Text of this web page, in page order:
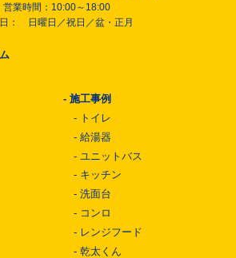
営業時間：10:00～18:00
： 日曜日／祝日／盆・正月
-施工事例
- トイレ
-給湯器
- ユニットバス
- キッチン
-洗面台
- コンロ
- レンジフード
-乾太くん